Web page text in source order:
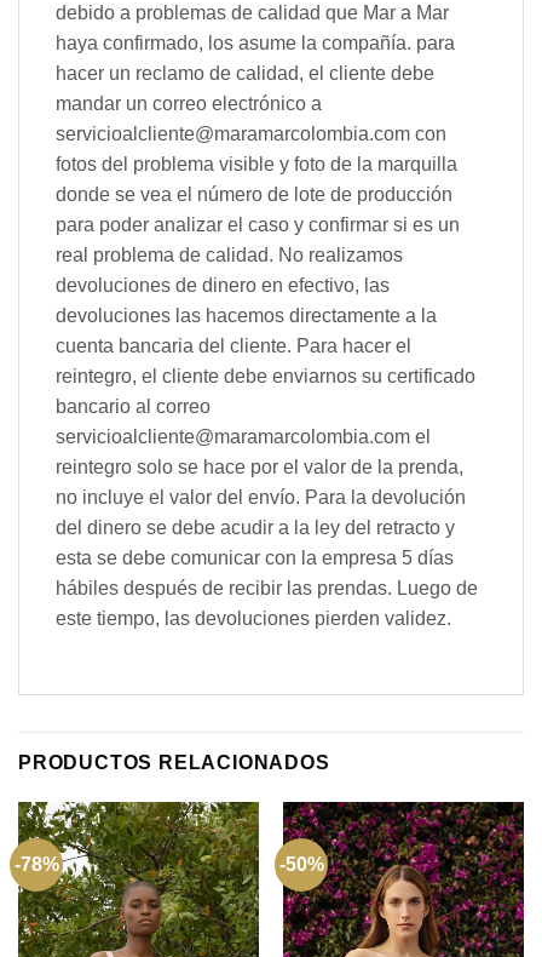
debido a problemas de calidad que Mar a Mar
haya confirmado, los asume la compañía. para
hacer un reclamo de calidad, el cliente debe
mandar un correo electrónico a
servicioalcliente@maramarcolombia.com con
fotos del problema visible y foto de la marquilla
donde se vea el número de lote de producción
para poder analizar el caso y confirmar si es un
real problema de calidad. No realizamos
devoluciones de dinero en efectivo, las
devoluciones las hacemos directamente a la
cuenta bancaria del cliente. Para hacer el
reintegro, el cliente debe enviarnos su certificado
bancario al correo
servicioalcliente@maramarcolombia.com el
reintegro solo se hace por el valor de la prenda,
no incluye el valor del envío. Para la devolución
del dinero se debe acudir a la ley del retracto y
esta se debe comunicar con la empresa 5 días
hábiles después de recibir las prendas. Luego de
este tiempo, las devoluciones pierden validez.
PRODUCTOS RELACIONADOS
-78% -50%